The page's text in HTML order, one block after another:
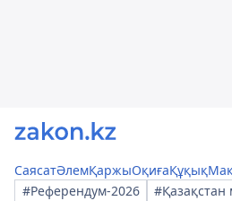
СаясатӘлемҚаржыОқиғаҚұқық
#Референдум-2026